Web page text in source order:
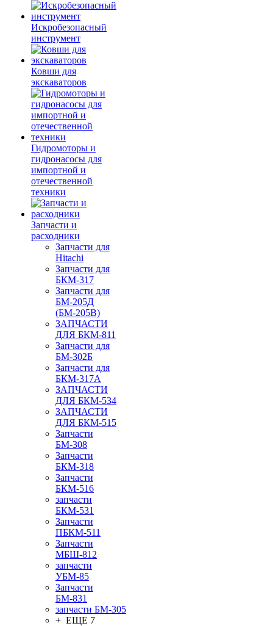
Искробезопасный
инструмент
Ковши для
экскаваторов
Гидромоторы и
гидронасосы для
импортной и
отечественной
техники
Запчасти и
расходники
Запчасти для
Hitachi
Запчасти для
БКМ-317
Запчасти для
БМ-205Д
(БМ-205В)
ЗАПЧАСТИ
ДЛЯ БКМ-811
Запчасти для
БМ-302Б
Запчасти для
БКМ-317А
ЗАПЧАСТИ
ДЛЯ БКМ-534
ЗАПЧАСТИ
ДЛЯ БКМ-515
Запчасти
БМ-308
Запчасти
БКМ-318
Запчасти
БКМ-516
запчасти
БКМ-531
Запчасти
ПБКМ-511
Запчасти
МБШ-812
запчасти
УБМ-85
Запчасти
БМ-831
запчасти БМ-305
+ ЕЩЕ 7